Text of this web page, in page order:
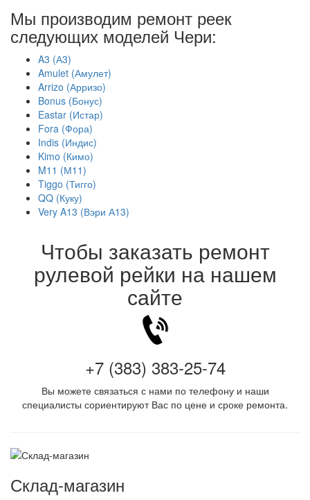
Мы производим ремонт реек
следующих моделей Чери:
A3 (А3)
Amulet (Амулет)
Arrizo (Арризо)
Bonus (Бонус)
Eastar (Истар)
Fora (Фора)
Indis (Индис)
Kimo (Кимо)
M11 (М11)
Tiggo (Тигго)
QQ (Куку)
Very A13 (Вэри А13)
Чтобы заказать ремонт
рулевой рейки на нашем
сайте
+7 (383) 383-25-74
Вы можете связаться с нами по телефону и наши
специалисты сориентируют Вас по цене и сроке ремонта.
Склад-магазин